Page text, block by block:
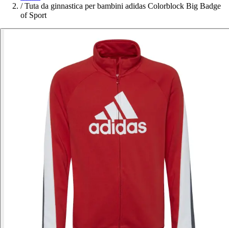
/ Tuta da ginnastica per bambini adidas Colorblock Big Badge
of Sport